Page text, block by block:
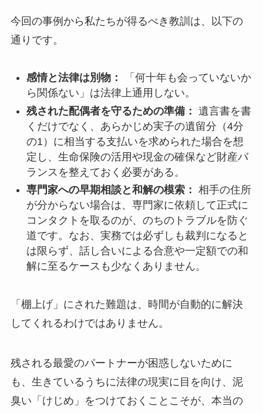
今回の事例から私たちが得るべき教訓は、以下の
通りです。
感情と法律は別物：
「何十年も会っていないか
ら関係ない」は法律上通用しない。
残された配偶者を守るための準備： 遺言書を書
くだけでなく、あらかじめ実子の遺留分（4分
の1）に相当する支払いを求められた場合を想
定し、生命保険の活用や現金の確保など財産バ
ランスを整えておく必要がある。
専門家への早期相談と和解の模索： 相手の住所
が分からない場合は、専門家に依頼して正式に
コンタクトを取るのが、のちのトラブルを防ぐ
道です。なお、実務では必ずしも裁判になると
は限らず、話し合いによる合意や一定額での和
解に至るケースも少なくありません。
「棚上げ」にされた難題は、時間が自動的に解決
してくれるわけではありません。
残される最愛のパートナーが困惑しないために
も、生きているうちに法律の現実に目を向け、泥
臭い「けじめ」をつけておくことこそが、本当の